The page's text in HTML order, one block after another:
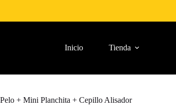
Inicio Tienda
+ Mini Planchita + Cepillo Alisador